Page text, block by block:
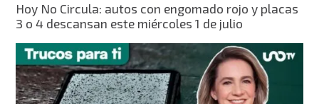
Hoy No Circula: autos con engomado rojo y placas
3 o 4 descansan este miércoles 1 de julio